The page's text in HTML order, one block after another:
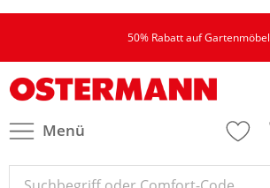
50% Rabatt auf Gartenmöbel
Menü